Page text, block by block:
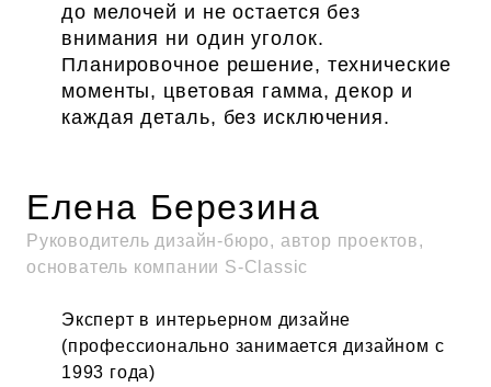
до мелочей и не остается без
внимания ни один уголок.
Планировочное решение, технические
моменты, цветовая гамма, декор и
каждая деталь, без исключения.
Елена Березина
Руководитель дизайн-бюро, автор проектов,
основатель компании S-Classic
Эксперт в интерьерном дизайне
(профессионально занимается дизайном с
1993 года)